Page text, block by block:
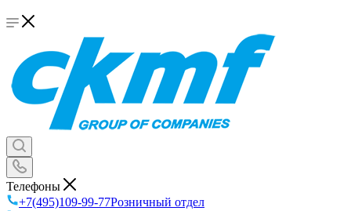
Телефоны
+7(495)109-99-77Розничный отдел